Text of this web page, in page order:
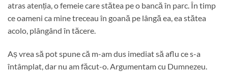
atras atenția, o femeie care stătea pe o bancă în parc. În timp
ce oameni ca mine treceau în goană pe lângă ea, ea stătea
acolo, plângând în tăcere.
Aș vrea să pot spune că m-am dus imediat să aflu ce s-a
întâmplat, dar nu am făcut-o. Argumentam cu Dumnezeu.